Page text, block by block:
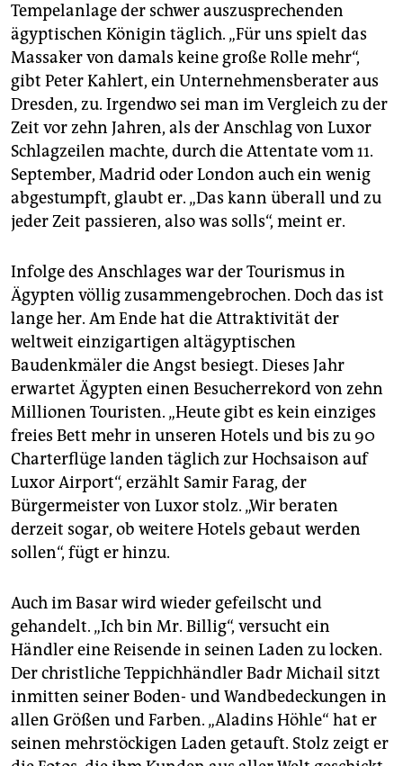
Tempelanlage der schwer auszusprechenden
ägyptischen Königin täglich. „Für uns spielt das
Massaker von damals keine große Rolle mehr“,
gibt Peter Kahlert, ein Unternehmensberater aus
Dresden, zu. Irgendwo sei man im Vergleich zu der
Zeit vor zehn Jahren, als der Anschlag von Luxor
Schlagzeilen machte, durch die Attentate vom 11.
September, Madrid oder London auch ein wenig
abgestumpft, glaubt er. „Das kann überall und zu
jeder Zeit passieren, also was solls“, meint er.
Infolge des Anschlages war der Tourismus in
Ägypten völlig zusammengebrochen. Doch das ist
lange her. Am Ende hat die Attraktivität der
weltweit einzigartigen altägyptischen
Baudenkmäler die Angst besiegt. Dieses Jahr
erwartet Ägypten einen Besucherrekord von zehn
Millionen Touristen. „Heute gibt es kein einziges
freies Bett mehr in unseren Hotels und bis zu 90
Charterflüge landen täglich zur Hochsaison auf
Luxor Airport“, erzählt Samir Farag, der
Bürgermeister von Luxor stolz. „Wir beraten
derzeit sogar, ob weitere Hotels gebaut werden
sollen“, fügt er hinzu.
Auch im Basar wird wieder gefeilscht und
gehandelt. „Ich bin Mr. Billig“, versucht ein
Händler eine Reisende in seinen Laden zu locken.
Der christliche Teppichhändler Badr Michail sitzt
inmitten seiner Boden- und Wandbedeckungen in
allen Größen und Farben. „Aladins Höhle“ hat er
seinen mehrstöckigen Laden getauft. Stolz zeigt er